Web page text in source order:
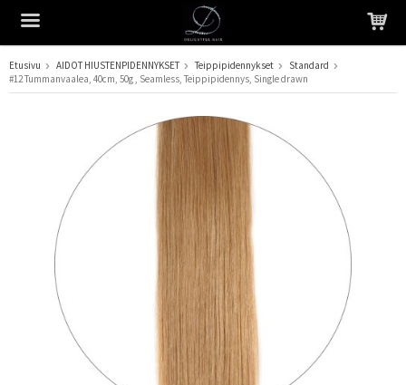
Tuote on lisätty ostoskoriin
Etusivu AIDOT HIUSTENPIDENNYKSET Teippipidennykset
Standard
#12 Tummanvaalea, 40cm, 50g , Seamless, Teippipidennys, Single drawn